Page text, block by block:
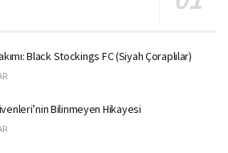
Black Stockings FC (Siyah Çoraplılar)
Bilinmeyen Hikayesi